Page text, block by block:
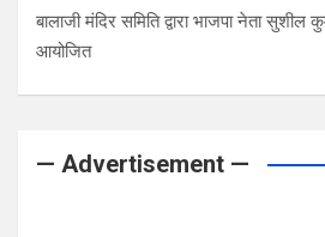
बालाजी मंदिर समिति द्वारा भाजपा नेता सुशील
आयोजित
— Advertisement —